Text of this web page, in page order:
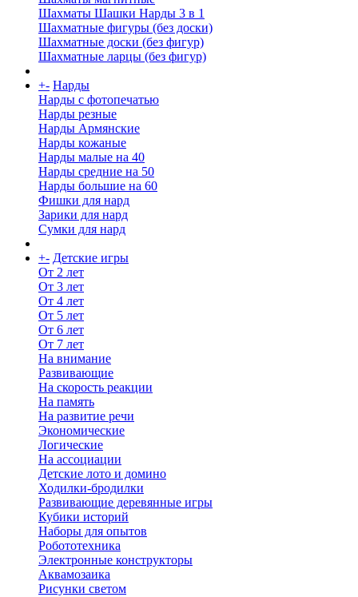
Шахматы Шашки Нарды 3 в 1
Шахматные фигуры (без доски)
Шахматные доски (без фигур)
Шахматные ларцы (без фигур)
+- Нарды
Нарды с фотопечатью
Нарды резные
Нарды Армянские
Нарды кожаные
Нарды малые на 40
Нарды средние на 50
Нарды большие на 60
Фишки для нард
Зарики для нард
Сумки для нард
+- Детские игры
От 2 лет
От 3 лет
От 4 лет
От 5 лет
От 6 лет
От 7 лет
На внимание
Развивающие
На скорость реакции
На память
На развитие речи
Экономические
Логические
На ассоциации
Детские лото и домино
Ходилки-бродилки
Развивающие деревянные игры
Кубики историй
Наборы для опытов
Робототехника
Электронные конструкторы
Аквамозаика
Рисунки светом